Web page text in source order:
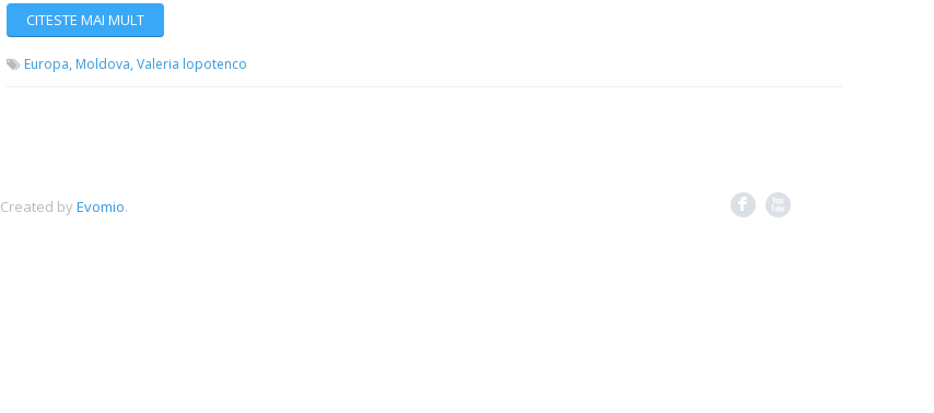
CITESTE MAI MULT
Europa, Moldova, Valeria lopotenco
Created byEvomio. F X